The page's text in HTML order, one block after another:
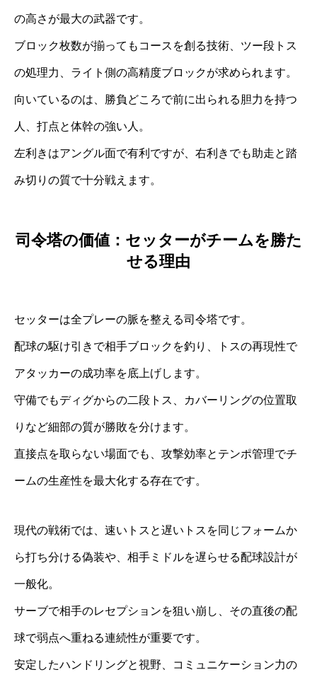
の高さが最大の武器です。
ブロック枚数が揃ってもコースを創る技術、ツー段トス
の処理力、ライト側の高精度ブロックが求められます。
向いているのは、勝負どころで前に出られる胆力を持つ
人、打点と体幹の強い人。
左利きはアングル面で有利ですが、右利きでも助走と踏
み切りの質で十分戦えます。
司令塔の価値：セッターがチームを勝た
せる理由
セッターは全プレーの脈を整える司令塔です。
配球の駆け引きで相手ブロックを釣り、トスの再現性で
アタッカーの成功率を底上げします。
守備でもディグからの二段トス、カバーリングの位置取
りなど細部の質が勝敗を分けます。
直接点を取らない場面でも、攻撃効率とテンポ管理でチ
ームの生産性を最大化する存在です。
現代の戦術では、速いトスと遅いトスを同じフォームか
ら打ち分ける偽装や、相手ミドルを遅らせる配球設計が
一般化。
サーブで相手のレセプションを狙い崩し、その直後の配
球で弱点へ重ねる連続性が重要です。
安定したハンドリングと視野、コミュニケーション力の